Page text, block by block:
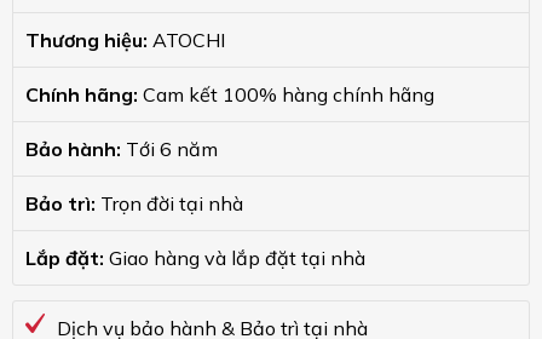
Thương hiệu: ATOCHI
Chính hãng: Cam kết 100% hàng chính hãng
Bảo hành: Tới 6 năm
Bảo trì: Trọn đời tại nhà
Lắp đặt: Giao hàng và lắp đặt tại nhà
Dịch vụ bảo hành & Bảo trì tại nhà